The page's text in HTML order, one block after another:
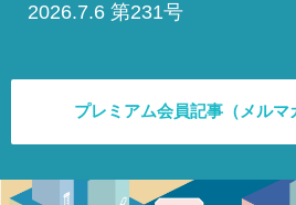
2026.7.6 第231号
プレミアム会員記事（メルマ